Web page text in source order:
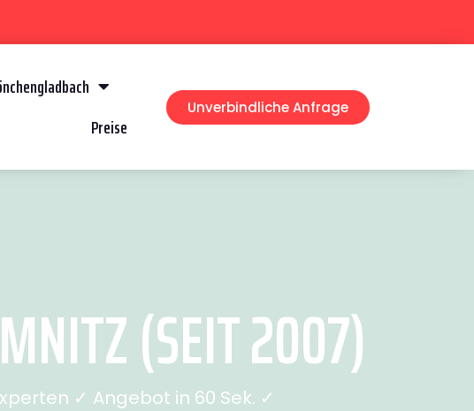
Preise
Unverbindliche Anfrage
(SEIT 2007)
✓ Angebot in 60 Sek. ✓